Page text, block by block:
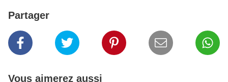
Partager
Vous aimerez aussi